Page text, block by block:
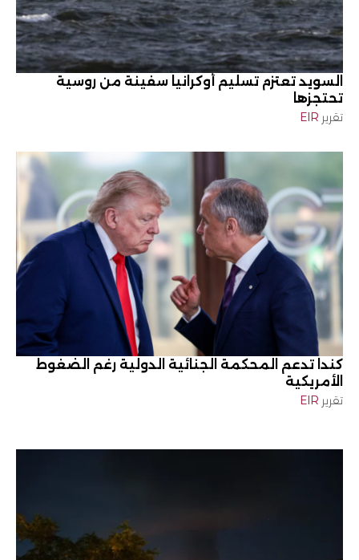
السويد تعتزم تسليم أوكرانيا سفينة من روسية
تحتجزها
تقرير EIR
كندا تدعم المحكمة الجنائية الدولية رغم الضغوط
الأمريكية
تقرير EIR